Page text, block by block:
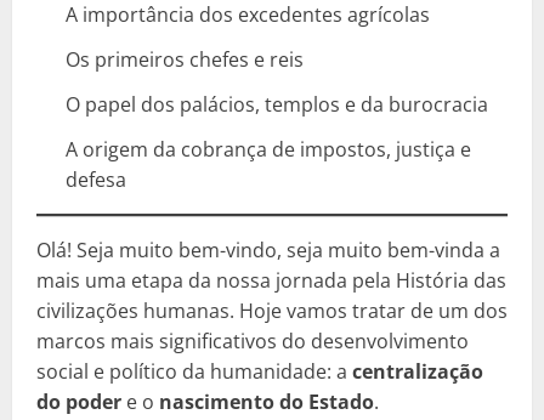
A importância dos excedentes agrícolas
Os primeiros chefes e reis
O papel dos palácios, templos e da burocracia
A origem da cobrança de impostos, justiça e
defesa
Olá! Seja muito bem-vindo, seja muito bem-vinda a
mais uma etapa da nossa jornada pela História das
civilizações humanas. Hoje vamos tratar de um dos
marcos mais significativos do desenvolvimento
social e político da humanidade: a centralização
do poder e o nascimento do Estado.